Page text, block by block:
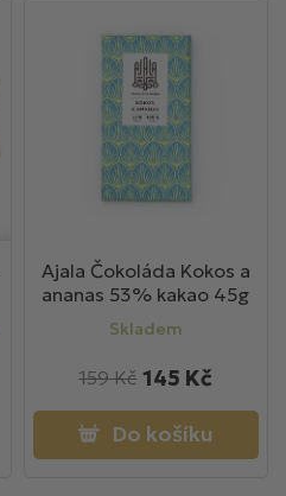
Ajala Čokoláda Kokos a
ananas 53% kakao 45g
Skladem
145 Kč
159 Kč
Do košíku